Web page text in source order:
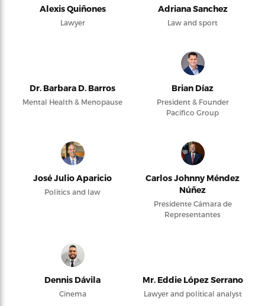
Alexis Quiñones
Lawyer
Adriana Sanchez
Law and sport
Dr. Barbara D. Barros
Mental Health & Menopause
Brian Díaz
President & Founder
Pacifico Group
José Julio Aparicio
Politics and law
Carlos Johnny Méndez
Núñez
Presidente Cámara de
Representantes
Dennis Dávila
Cinema
Mr. Eddie López Serrano
Lawyer and political analyst